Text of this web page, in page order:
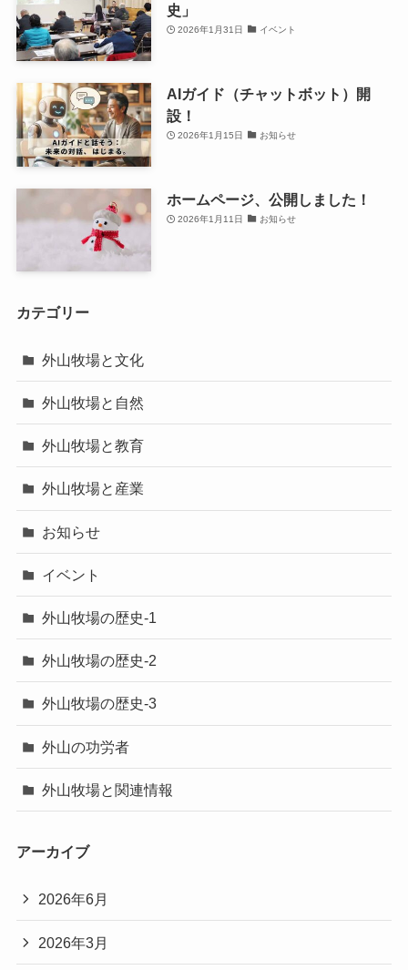
史」
2026年1月31日 イベント
AIガイド（チャットボット）開
設！
2026年1月15日 お知らせ
ホームページ、公開しました！
2026年1月11日 お知らせ
カテゴリー
外山牧場と文化
外山牧場と自然
外山牧場と教育
外山牧場と産業
お知らせ
イベント
外山牧場の歴史-1
外山牧場の歴史-2
外山牧場の歴史-3
外山の功労者
外山牧場と関連情報
アーカイブ
2026年6月
2026年3月